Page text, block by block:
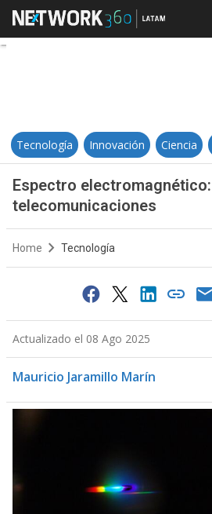
Espectro
Tecnología Innovación Ciencia
Espectro
telecomunicaciones
Home Tecnología
Actualizado el 08 Ago 2025
Mauricio Jaramillo Marín